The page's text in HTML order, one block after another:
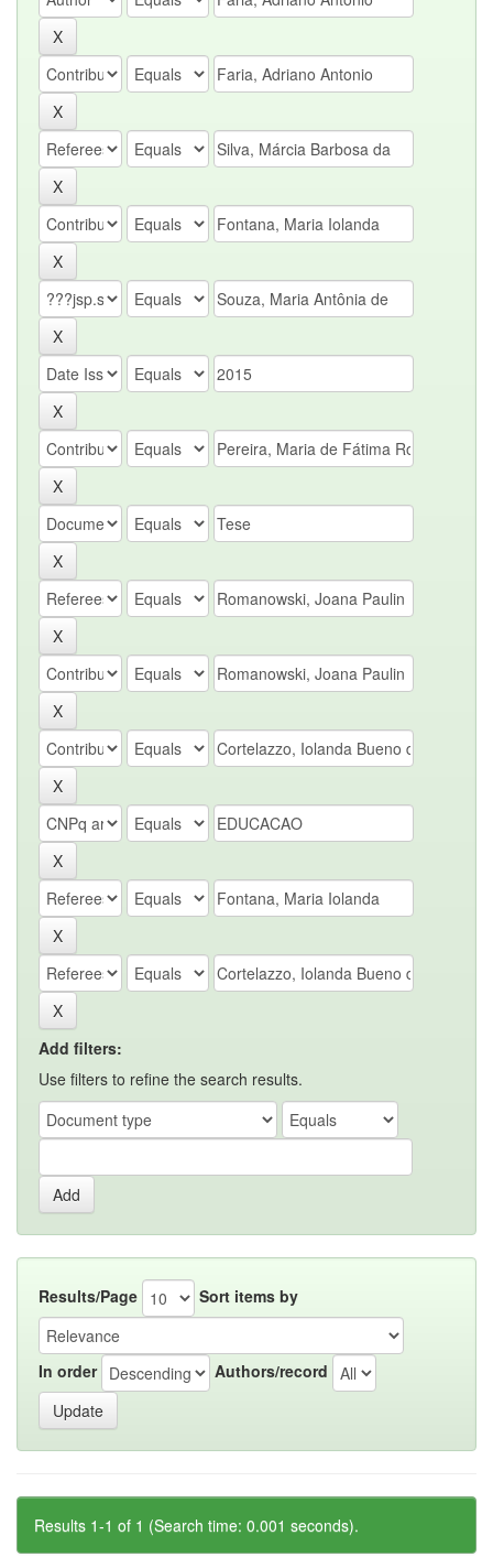
Add filters:
Use filters to refine the search results.
Results/Page Sort items by
In order Authors/record
Results 1-1 of 1 (Search time: 0.001 seconds).